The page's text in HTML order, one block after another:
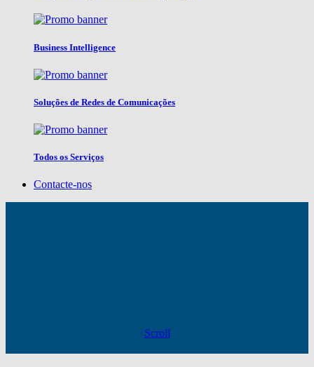
Business Intelligence
Soluções de Redes de Comunicações
Todos os Serviços
Contacte-nos
Scroll